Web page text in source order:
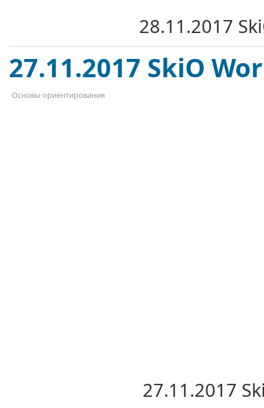
28.11.2017
27.11.2017 SkiO
Основы ориентирования
27.11.2017